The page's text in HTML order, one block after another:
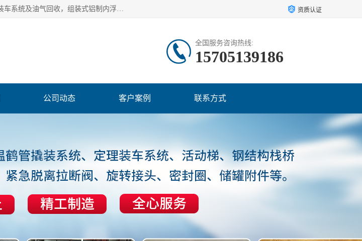
连云港爱德石化机械有限公司主要产品有：鹤管、旋转接头、密封圈、输油臂、储运定量装车系统及油气回收，组装式铝制内浮盘及油罐附件、钢结构栈桥/平台、活动梯、紧急脱离拉断阀等。完备的制造和检测手段以及高素质的员工确保了产品的质量。 资质认证
全国服务咨询热线:
15705139186
公司动态 客户案例 联系方式